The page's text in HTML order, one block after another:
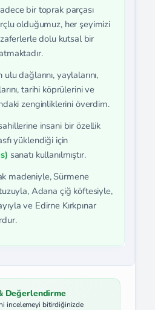
bir toprak parçası
olduğumuz, her şeyimizi
zaferlerle dolu kutsal bir
dağlarını, yaylalarını,
tarihi köprülerini ve
zenginliklerini överdim.
insani bir özellik
yüklendiği için
sanatı kullanılmıştır.
madeniyle, Sürmene
Adana çiğ köftesiyle,
ve Edirne Kırkpınar
Değerlendirme
incelemeyi bitirdiğinizde